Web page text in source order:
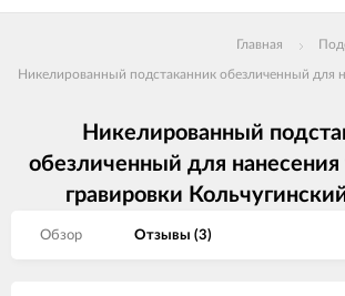
Главная
Никелированный подстаканник обезличенный для
Никелированный
обезличенный для нанесения
гравировки
Обзор Отзывы (3)